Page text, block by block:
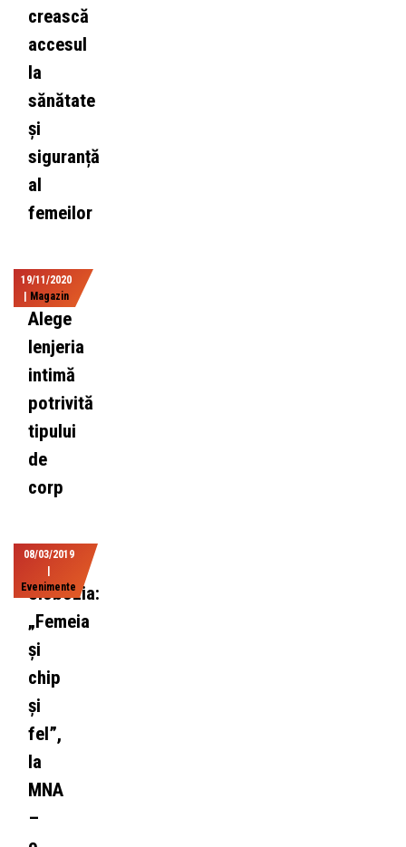
crească
accesul
la
sănătate
și
siguranță
al
femeilor
19/11/2020
Magazin
Alege
lenjeria
intimă
potrivită
tipului
de
corp
08/03/2019
Evenimente
Slobozia:
„Femeia
și
chip
și
fel”,
la
MNA
–